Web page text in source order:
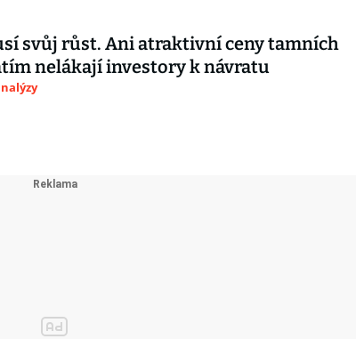
svůj růst. Ani atraktivní ceny tamních
nelákají investory k návratu